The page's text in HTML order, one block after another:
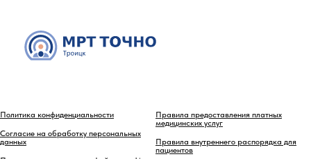
Политика конфиденциальности
Согласие на обработку персональных
данных
Правила предоставления платных
медицинских услуг
Правила внутреннего распорядка для
пациентов